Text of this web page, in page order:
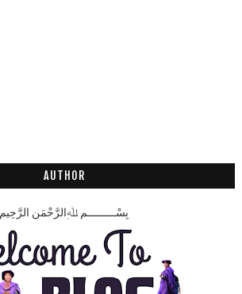
AUTHOR
بِسْـــــــــمِ ﷲِالرَّحْمَنِ الرَّحِيم